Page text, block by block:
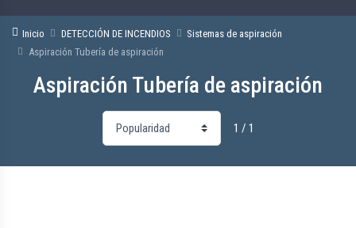
Inicio DETECCIÓN DE INCENDIOS
Sistemas de aspiración
Aspiración Tubería de aspiración
Aspiración Tubería de aspiración
1 / 1